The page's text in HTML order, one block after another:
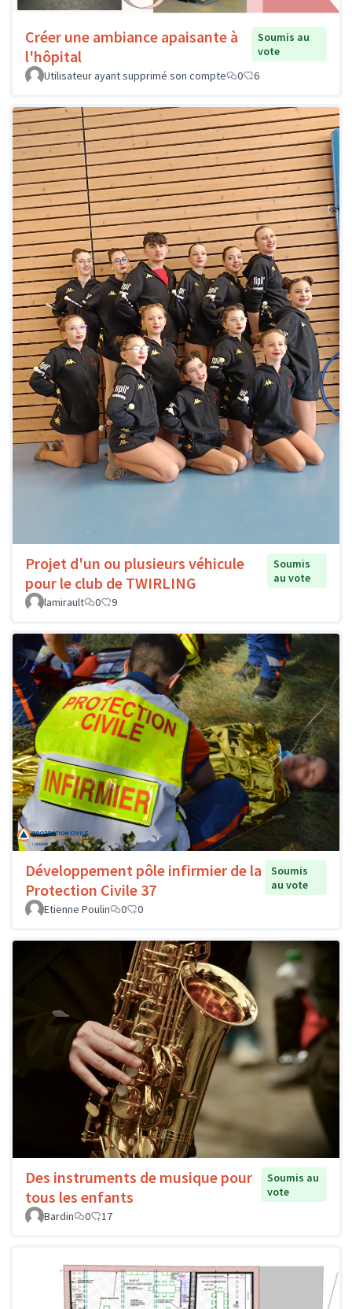
Créer une ambiance apaisante à
l'hôpital
Soumis au
vote
Utilisateur ayant supprimé son compte
0 6
Projet d'un ou plusieurs véhicule
pour le club de TWIRLING
Soumis
au vote
lamirault
0 9
Développement pôle infirmier de la
Protection Civile 37
Soumis
au vote
Etienne Poulin
0 0
Des instruments de musique pour
tous les enfants
Soumis au
vote
Bardin
0 17